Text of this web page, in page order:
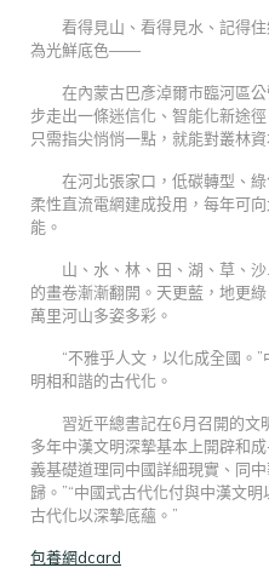
看得見山、看得見水、記得
為光鮮底色——
在內蒙古巴彥淖爾市臨河區
步走出一條迷信化、智能化新途
只需指尖悄悄一點，就能對叢林
在河北張家口，低碳轉型、
柔性直流電網建成投用，每年可
能。
山、水、林、田、湖、草、
的畫卷漸漸翻開。天更藍，地更
萬里河山多姿多彩。
“不雅乎人文，以化成全國。
明相和諧的古代化。
習近平總書記在6月召開的文
多年中漢文明深摯基本上開辟和
義基礎道理同中國詳細現實、同
歸。”“中國式古代化付與中漢文
古代化以深摯底蘊。”
包養網dcard